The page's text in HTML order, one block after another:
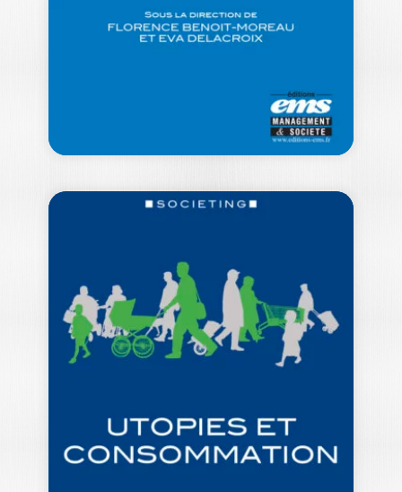
-- Ouvrage labellisé par le Collège de
Labellisation de la FNEGE (2022), dans…
MARKETING
FLORENCE BENOIT-MOREAU